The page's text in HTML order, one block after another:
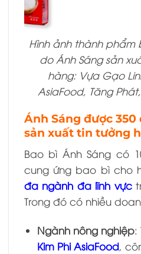
Hình ảnh thành
do Ánh Sáng sản
hàng: Vựa Gạo
AsiaFood, Tăng
Ánh Sáng được
sản xuất tin tưởng
Bao bì Ánh Sáng có
cung ứng bao bì cho
đa ngành đa lĩnh vực
Trong đó có nhiều
Ngành nông nghiệp:
Kim Phi AsiaFood,